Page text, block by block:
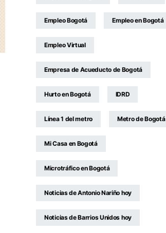
Empleo Bogotá Empleo en Bogotá
Empleo Virtual
Empresa de Acueducto de Bogotá
Hurto en Bogotá IDRD
Línea 1 del metro Metro de Bogotá
Mi Casa en Bogotá
Microtráfico en Bogotá
Noticias de Antonio Nariño hoy
Noticias de Barrios Unidos hoy